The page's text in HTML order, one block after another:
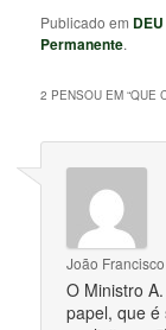
Publicado em
Permanente.
2 PENSOU EM “QUE
João Francisco
O Ministro
papel, que é